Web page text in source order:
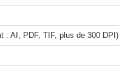
: AI, PDF, TIF, plus de 300 DPI)